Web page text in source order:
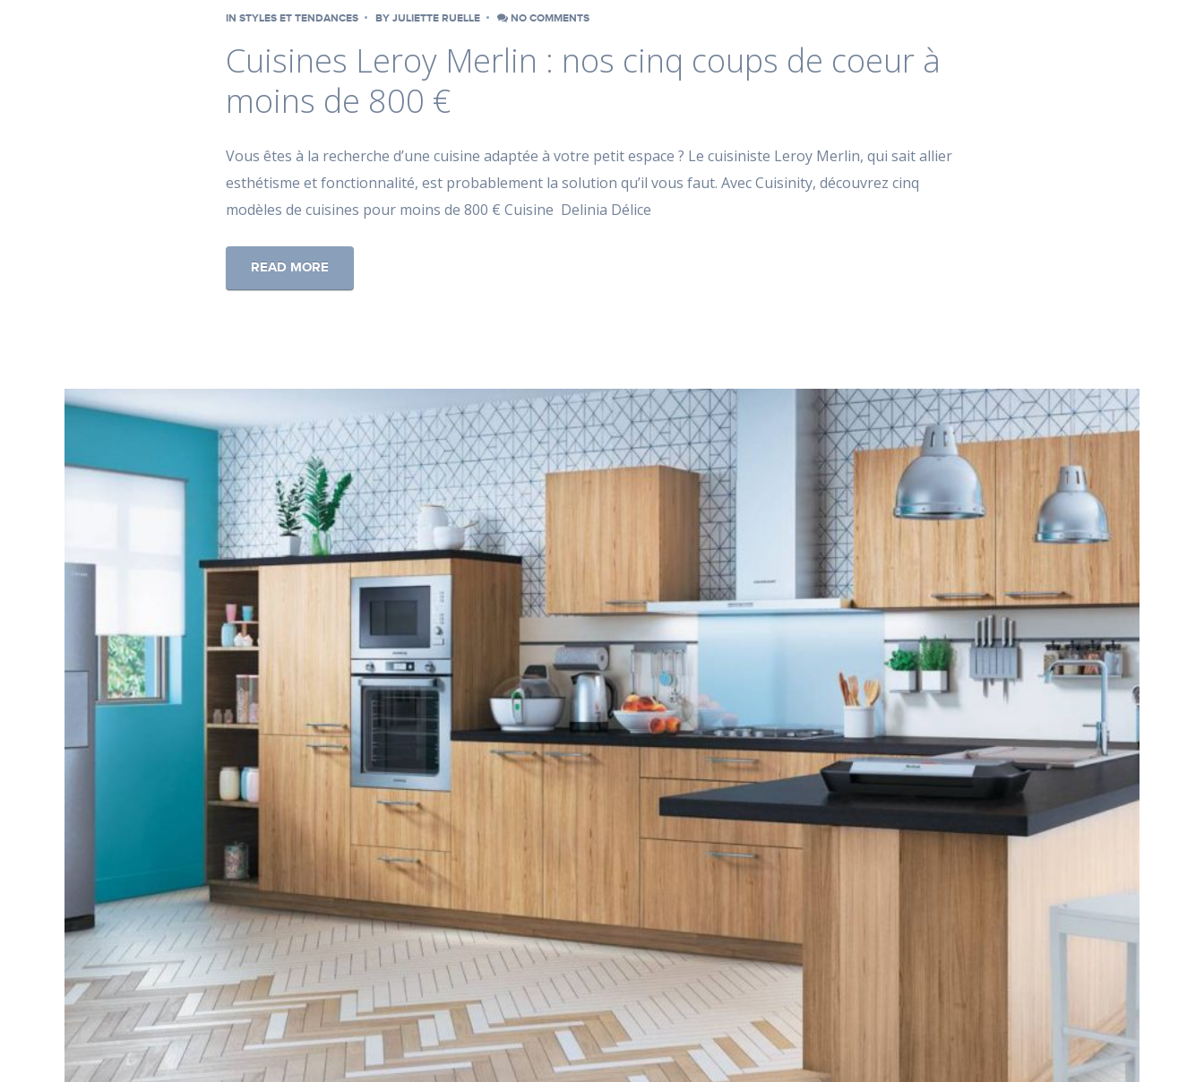
IN STYLES ET TENDANCES BY JULIETTE RUELLE NO COMMENTS
Cuisines Leroy Merlin : nos cinq coups de coeur à
moins de 800 €
Vous êtes à la recherche d’une cuisine adaptée à votre petit espace ? Le cuisiniste Leroy Merlin, qui sait allier
esthétisme et fonctionnalité, est probablement la solution qu’il vous faut. Avec Cuisinity, découvrez cinq
modèles de cuisines pour moins de 800 € Cuisine Delinia Délice
READ MORE